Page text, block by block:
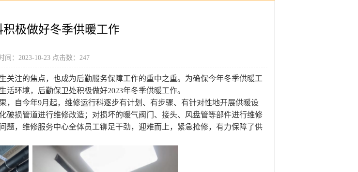
积极做好冬季供暖工作
间：2023-10-23 点击数： 247
关注的焦点，也成为后勤服务保障工作的重中之重。为确保今年冬季供暖工
活环境，后勤保卫处积极做好2023年冬季供暖工作。
，自今年9月起，维修运行科逐步有计划、有步骤、有针对性地开展供暖设
破损管道进行维修改造；对损坏的暖气阀门、接头、风盘管等部件进行维修
题，维修服务中心全体员工铆足干劲，迎难而上，紧急抢修，有力保障了供